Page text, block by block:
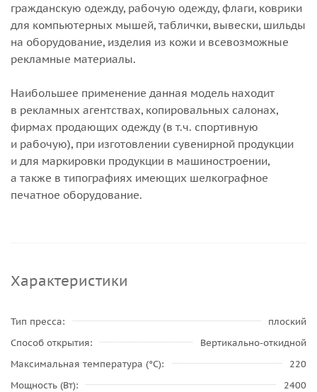
гражданскую одежду, рабочую одежду, флаги, коврики
для компьютерных мышей, таблички, вывески, шильды
на оборудование, изделия из кожи и всевозможные
рекламные материалы.
Наибольшее применение данная модель находит
в рекламных агентствах, копировальных салонах,
фирмах продающих одежду (в т.ч. спортивную
и рабочую), при изготовлении сувенирной продукции
и для маркировки продукции в машиностроении,
а также в типографиях имеющих шелкографное
печатное оборудование.
Характеристики
Тип пресса
плоский
Способ открытия
Вертикально-откидной
Максимальная температура (°С)
220
Мощность (Вт)
2400